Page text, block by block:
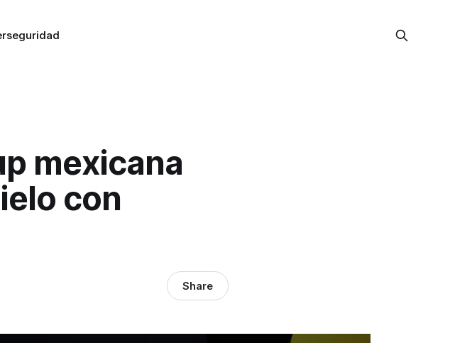
mexicana
con
Share